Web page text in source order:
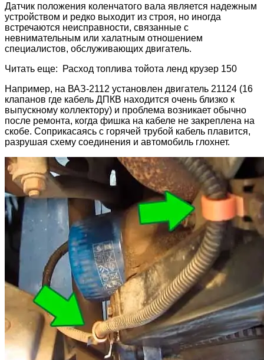
Датчик положения коленчатого вала является надежным
устройством и редко выходит из строя, но иногда
встречаются неисправности, связанные с
невнимательным или халатным отношением
специалистов, обслуживающих двигатель.
Читать еще: Расход топлива тойота ленд крузер 150
Например, на ВАЗ-2112 установлен двигатель 21124 (16
клапанов где кабель ДПКВ находится очень близко к
выпускному коллектору) и проблема возникает обычно
после ремонта, когда фишка на кабеле не закреплена на
скобе. Соприкасаясь с горячей трубой кабель плавится,
разрушая схему соединения и автомобиль глохнет.